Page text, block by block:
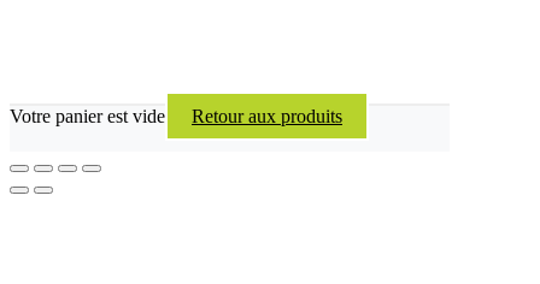
Votre panier est vide Retour aux produits